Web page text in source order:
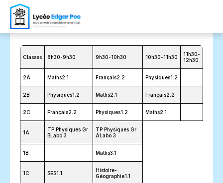
Classes 8h30-9h30 9h30-10h30 10h30-11h30
11h30-
12h30
2A Maths2.1 Français2.2 Physiques1.2
2B Physiques1.2 Maths2.1 Français2.2
2C Français2.2 Physiques1.2 Maths2.1
1A
TP Physiques Gr
BLabo 3
TP Physiques Gr
ALabo 3
1B Maths3.1
1C SES1.1
Histoire-
Géographie1.1